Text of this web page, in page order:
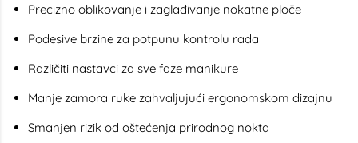
Precizno oblikovanje i zaglađivanje nokatne ploče
Podesive brzine za potpunu kontrolu rada
Različiti nastavci za sve faze manikure
Manje zamora ruke zahvaljujući ergonomskom dizajnu
Smanjen rizik od oštećenja prirodnog nokta